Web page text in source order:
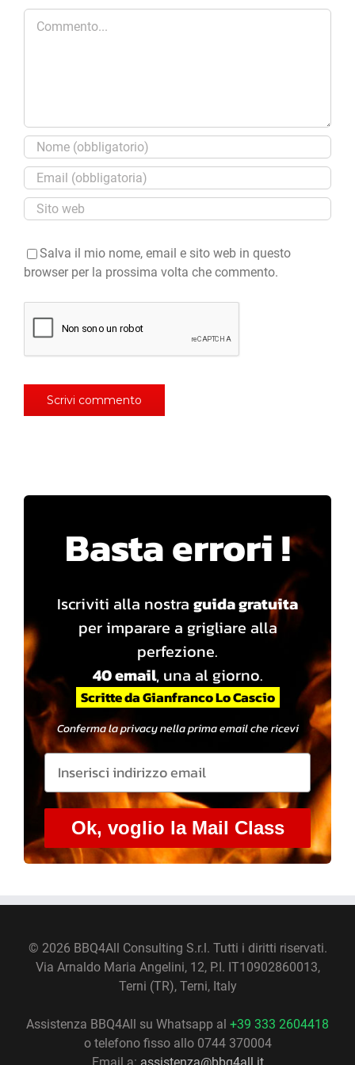
Commento
Salva il mio nome, email e sito web in questo
browser per la prossima volta che commento.
Basta errori !
Iscriviti alla nostra guida gratuita
per imparare a grigliare alla
perfezione.
40 email, una al giorno.
Scritte da Gianfranco Lo Cascio
Conferma la privacy nella prima email che ricevi
Ok, voglio la Mail Class
© 2026 BBQ4All Consulting S.r.l. Tutti i diritti riservati.
Via Arnaldo Maria Angelini, 12, P.I. IT10902860013,
Terni (TR), Terni, Italy
Assistenza BBQ4All su Whatsapp al +39 333 2604418
o telefono fisso allo 0744 370004
Email a: assistenza@bbq4all.it